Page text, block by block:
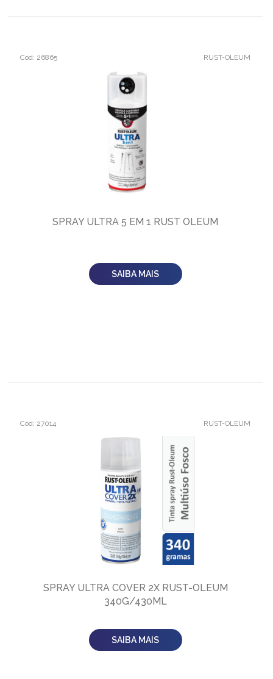
Cód: 26865 RUST-OLEUM
SPRAY ULTRA 5 EM 1 RUST OLEUM
SAIBA MAIS
Cód: 27014 RUST-OLEUM
SPRAY ULTRA COVER 2X RUST-OLEUM
340G/430ML
SAIBA MAIS